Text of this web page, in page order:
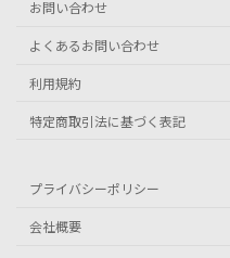
お問い合わせ
よくあるお問い合わせ
利用規約
特定商取引法に基づく表記
プライバシーポリシー
会社概要